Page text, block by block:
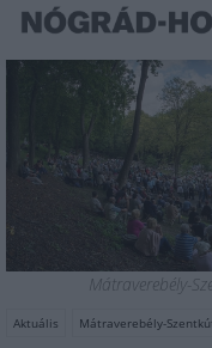
Mátraverebély-
Aktuális Mátraverebély-